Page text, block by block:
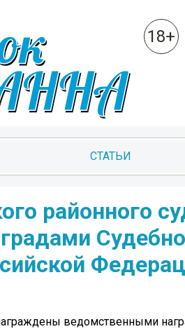
18+
СТАТЬИ
районного
ведомственными